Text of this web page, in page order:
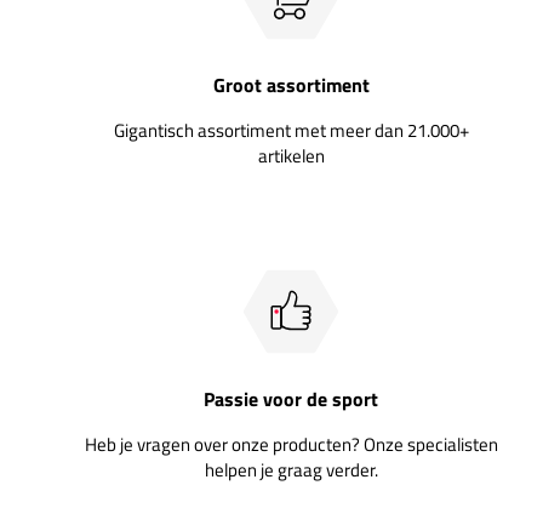
Groot assortiment
Gigantisch assortiment met meer dan 21.000+
artikelen
Passie voor de sport
Heb je vragen over onze producten? Onze specialisten
helpen je graag verder.